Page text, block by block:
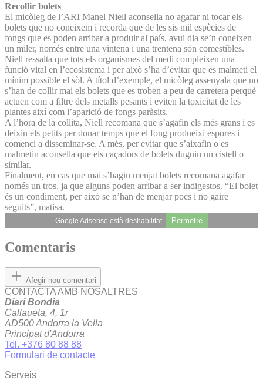
Recollir bolets
El micòleg de l’ARI Manel Niell aconsella no agafar ni tocar els
bolets que no coneixem i recorda que de les sis mil espècies de
fongs que es poden arribar a produir al país, avui dia se’n coneixen
un miler, només entre una vintena i una trentena són comestibles.
Niell ressalta que tots els organismes del medi compleixen una
funció vital en l’ecosistema i per això s’ha d’evitar que es malmeti el
mínim possible el sòl. A títol d’exemple, el micòleg assenyala que no
s’han de collir mai els bolets que es troben a peu de carretera perquè
actuen com a filtre dels metalls pesants i eviten la toxicitat de les
plantes així com l’aparició de fongs paràsits.
A l’hora de la collita, Niell recomana que s’agafin els més grans i es
deixin els petits per donar temps que el fong produeixi espores i
comenci a disseminar-se. A més, per evitar que s’aixafin o es
malmetin aconsella que els caçadors de bolets duguin un cistell o
similar.
Finalment, en cas que mai s’hagin menjat bolets recomana agafar
només un tros, ja que alguns poden arribar a ser indigestos. “El bolet
és un condiment, per això se n’han de menjar pocs i no gaire
seguits”, matisa.
Google Adsense està deshabilitat. Permetre
Comentaris
Afegir nou comentari
CONTACTA AMB NOSALTRES
Diari Bondia
Callaueta, 4, 1r
AD500 Andorra la Vella
Principat d'Andorra
Tel. +376 80 88 88
Formulari de contacte
Serveis